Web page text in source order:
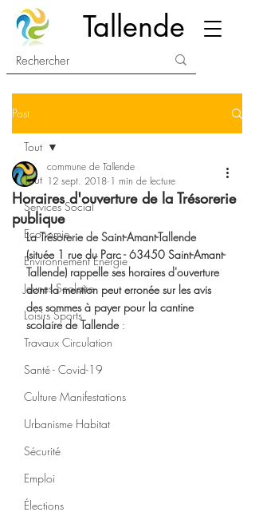
Tallende
Post
Tout
Services Social
Economie
Environnement Energie
Jeunes Scolaire
Loisirs Sports
Travaux Circulation
Santé - Covid-19
Culture Manifestations
Urbanisme Habitat
Sécurité
Emploi
Élections
Tout
Horaires d'ouverture de la Trésorerie
publique
commune de Tallende
12 sept. 2018 1 min de lecture
La Trésorerie de Saint-Amant-Tallende
(située 1 rue du Parc - 63450 Saint-Amant-
Tallende) rappelle ses horaires d'ouverture
dont la mention peut erronée sur les avis
des sommes à payer pour la cantine
scolaire de Tallende :